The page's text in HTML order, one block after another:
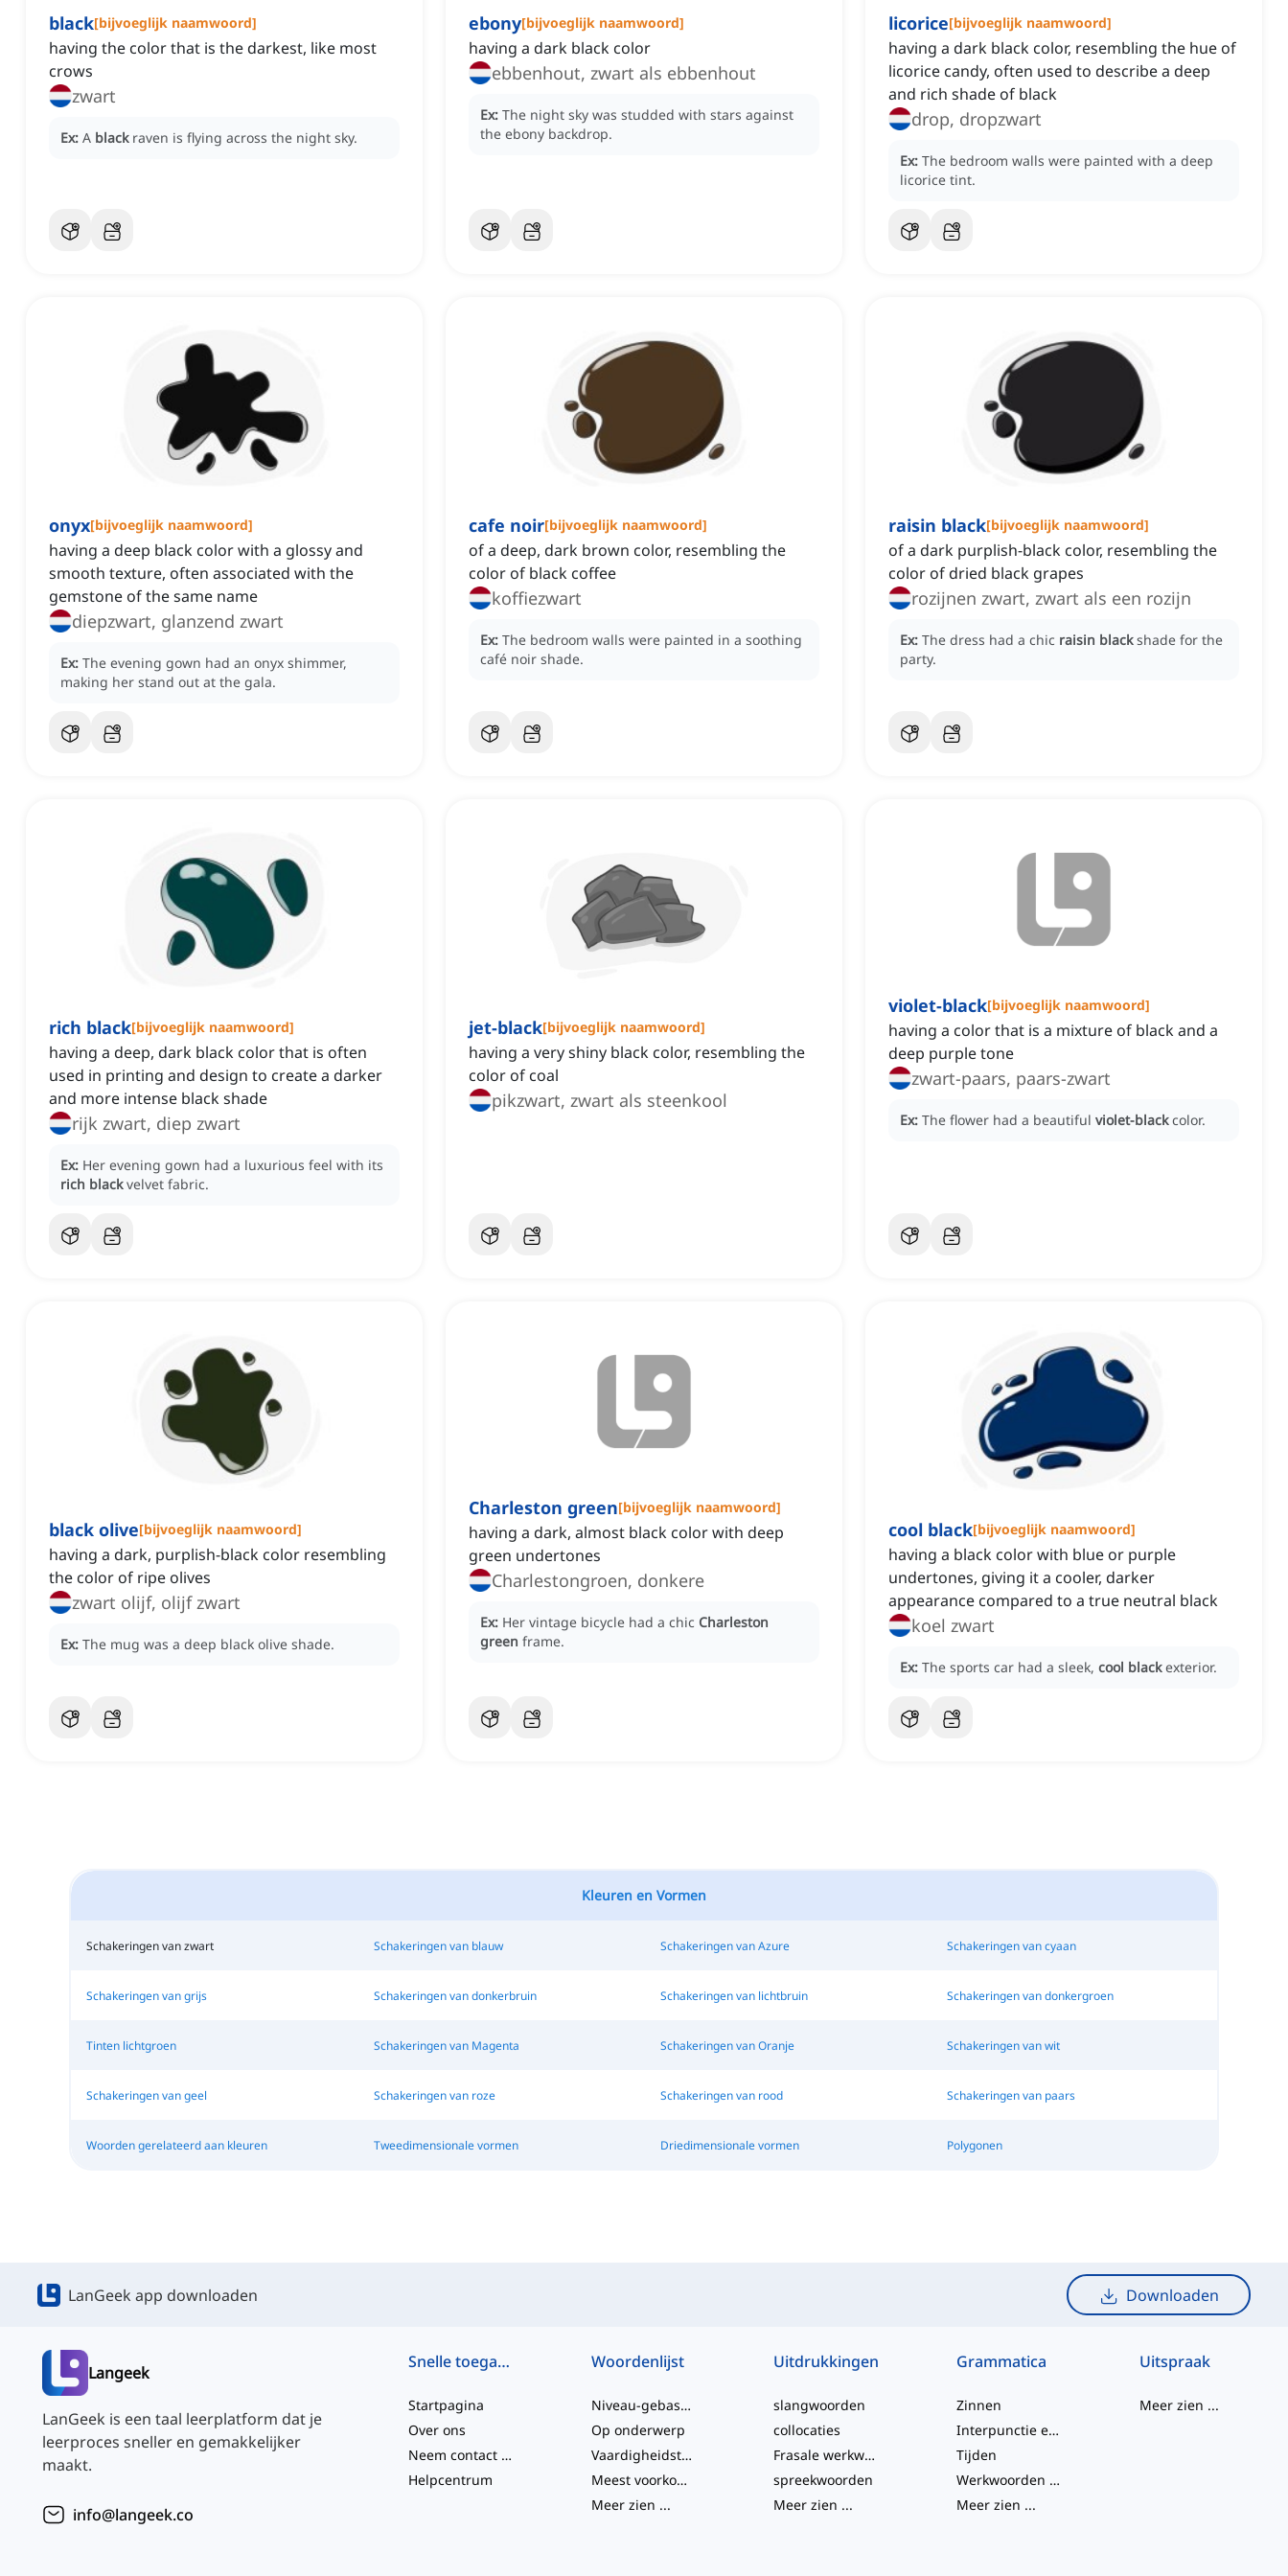
black[bijvoeglijk naamwoord]
having the color that is the darkest, like most
crows
zwart
Ex: A black raven is flying across the night sky.
ebony[bijvoeglijk naamwoord]
having a dark black color
ebbenhout, zwart als ebbenhout
Ex: The night sky was studded with stars against
the ebony backdrop.
licorice[bijvoeglijk naamwoord]
having a dark black color, resembling the hue of
licorice candy, often used to describe a deep
and rich shade of black
drop, dropzwart
Ex: The bedroom walls were painted with a deep
licorice tint.
onyx[bijvoeglijk naamwoord]
having a deep black color with a glossy and
smooth texture, often associated with the
gemstone of the same name
diepzwart, glanzend zwart
Ex: The evening gown had an onyx shimmer,
making her stand out at the gala.
cafe noir[bijvoeglijk naamwoord]
of a deep, dark brown color, resembling the
color of black coffee
koffiezwart
Ex: The bedroom walls were painted in a soothing
café noir shade.
raisin black[bijvoeglijk naamwoord]
of a dark purplish-black color, resembling the
color of dried black grapes
rozijnen zwart, zwart als een rozijn
Ex: The dress had a chic raisin black shade for the
party.
rich black[bijvoeglijk naamwoord]
having a deep, dark black color that is often
used in printing and design to create a darker
and more intense black shade
rijk zwart, diep zwart
Ex: Her evening gown had a luxurious feel with its
rich black velvet fabric.
jet-black[bijvoeglijk naamwoord]
having a very shiny black color, resembling the
color of coal
pikzwart, zwart als steenkool
violet-black[bijvoeglijk naamwoord]
having a color that is a mixture of black and a
deep purple tone
zwart-paars, paars-zwart
Ex: The flower had a beautiful violet-black color.
black olive[bijvoeglijk naamwoord]
having a dark, purplish-black color resembling
the color of ripe olives
zwart olijf, olijf zwart
Ex: The mug was a deep black olive shade.
Charleston green[bijvoeglijk naamwoord]
having a dark, almost black color with deep
green undertones
Charlestongroen, donkere
Ex: Her vintage bicycle had a chic Charleston
green frame.
cool black[bijvoeglijk naamwoord]
having a black color with blue or purple
undertones, giving it a cooler, darker
appearance compared to a true neutral black
koel zwart
Ex: The sports car had a sleek, cool black exterior.
Kleuren en Vormen
Schakeringen van zwart Schakeringen van blauw Schakeringen van Azure Schakeringen van cyaan
Schakeringen van grijs Schakeringen van donkerbruin Schakeringen van lichtbruin Schakeringen van donkergroen
Tinten lichtgroen Schakeringen van Magenta Schakeringen van Oranje Schakeringen van wit
Schakeringen van geel Schakeringen van roze Schakeringen van rood Schakeringen van paars
Woorden gerelateerd aan kleuren Tweedimensionale vormen Driedimensionale vormen Polygonen
LanGeek app downloaden Downloaden
Langeek
LanGeek is een taal leerplatform dat je
leerproces sneller en gemakkelijker
maakt.
info@langeek.co
Snelle toegang
Startpagina
Over ons
Neem contact met ons op
Helpcentrum
Woordenlijst
Niveau-gebaseerd
Op onderwerp
Vaardigheidstesten
Meest voorkomende
Meer zien ...
Uitdrukkingen
slangwoorden
collocaties
Frasale werkwoorden
spreekwoorden
Meer zien ...
Grammatica
Zinnen
Interpunctie en Spelling
Tijden
Werkwoorden en Stemmen
Meer zien ...
Uitspraak
Meer zien ...